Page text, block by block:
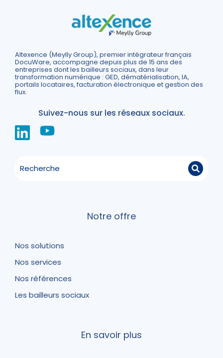
Altexence (Meylly Group), premier intégrateur français
DocuWare, accompagne depuis plus de 15 ans des
entreprises dont les bailleurs sociaux, dans leur
transformation numérique : GED, dématérialisation, IA,
portails locataires, facturation électronique et gestion des
flux.
Suivez-nous sur les réseaux sociaux.
Notre offre
Nos solutions
Nos services
Nos références
Les bailleurs sociaux
En savoir plus